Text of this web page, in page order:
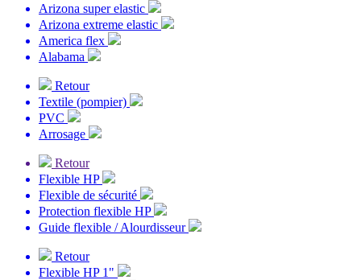
Arizona super elastic
Arizona extreme elastic
America flex
Alabama
Retour
Textile (pompier)
PVC
Arrosage
Retour
Flexible HP
Flexible de sécurité
Protection flexible HP
Guide flexible / Alourdisseur
Retour
Flexible HP 1"